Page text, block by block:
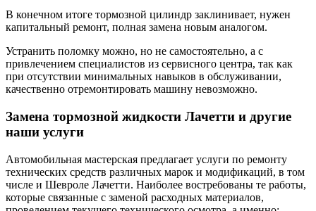
В конечном итоге тормозной цилиндр заклинивает, нужен
капитальный ремонт, полная замена новым аналогом.
Устранить поломку можно, но не самостоятельно, а с
привлечением специалистов из сервисного центра, так как
при отсутствии минимальных навыков в обслуживании,
качественно отремонтировать машину невозможно.
Замена тормозной жидкости Лачетти и другие
наши услуги
Автомобильная мастерская предлагает услуги по ремонту
технических средств различных марок и модификаций, в том
числе и Шевроле Лачетти. Наиболее востребованы те работы,
которые связанные с заменой расходных материалов,